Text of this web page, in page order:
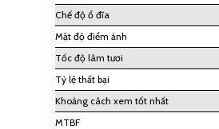
Chế độ ổ đĩa
Mật độ điểm ảnh
Tốc độ làm tươi
Tỷ lệ thất bại
Khoảng cách xem tốt nhất
MTBF